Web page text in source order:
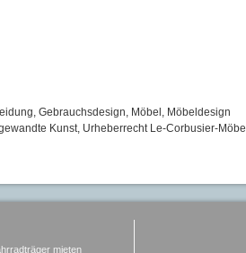
, Gebrauchsdesign, Möbel , Möbeldesign
Kunst, Urheberrecht Le-Corbusier-Möbel
mieten